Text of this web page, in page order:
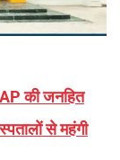
की जनहित
से महंगी